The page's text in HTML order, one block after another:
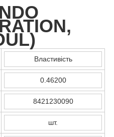
)
Властивість
0.46200
8421230090
шт.